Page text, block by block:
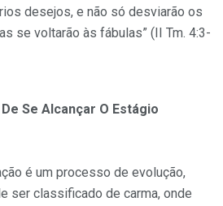
desejos, e não só desviarão os
se voltarão às fábulas” (II Tm. 4:3-
Se Alcançar O Estágio
é um processo de evolução,
ser classificado de carma, onde